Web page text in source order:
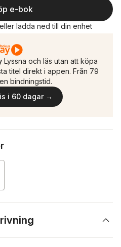
e-bok
ladda ned till din enhet
Lyssna och läs utan att köpa
titel direkt i appen. Från 79
bindningstid.
i 60 dagar →